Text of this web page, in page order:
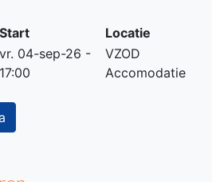
Start
Locatie
vr. 04-sep-26 -
17:00
VZOD
Accomodatie